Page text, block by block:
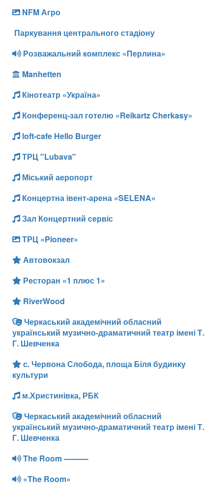
NFM Агро
Паркування центрального стадіону
Розважальний комплекс «Перлина»
Manhetten
Кінотеатр «Україна»
Конференц-зал готелю «Reikartz Cherkasy»
loft-cafe Hello Burger
ТРЦ "Lubava"
Міський аеропорт
Концертна івент-арена «SELENA»
Зал Концертний сервіс
ТРЦ «Pioneer»
Автовокзал
Ресторан «1 плюс 1»
RiverWood
Черкаський академічний обласний
український музично-драматичний театр імені Т.
Г. Шевченка
с. Червона Слобода, площа Біля будинку
культури
м.Христинівка, РБК
Черкаський академічний обласний
український музично-драматичний театр імені Т.
Г. Шевченка
The Room ----------
«The Room»